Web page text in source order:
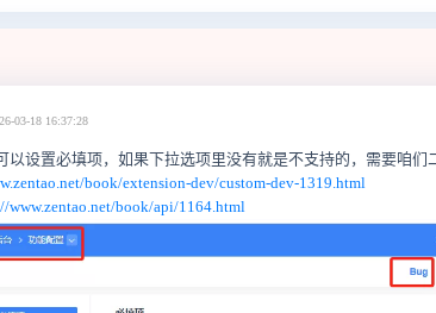
03-18 16:37:28
以设置必填项，如果下拉选项里没有就是不支持的，需要咱们
book/extension-dev/custom-dev-1319.html
www.zentao.net/book/api/1164.html